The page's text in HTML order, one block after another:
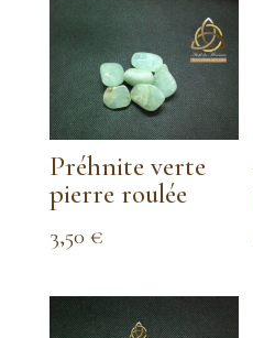
Préhnite verte
pierre roulée
3,50 €